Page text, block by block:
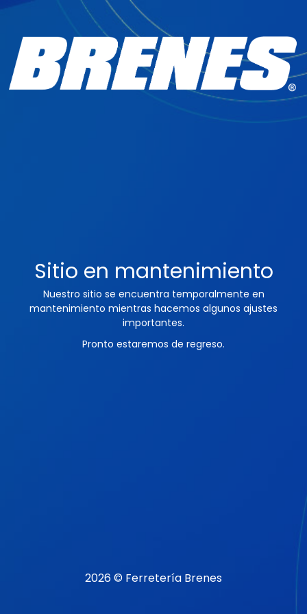
Sitio en mantenimiento
Nuestro sitio se encuentra temporalmente en
mantenimiento mientras hacemos algunos ajustes
importantes.
Pronto estaremos de regreso.
2026 © Ferretería Brenes